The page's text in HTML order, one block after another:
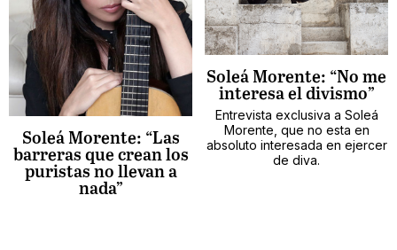
Soleá Morente: “Las
barreras que crean los
puristas no llevan a
nada”
Soleá Morente: “No me
interesa el divismo”
Entrevista exclusiva a Soleá
Morente, que no esta en
absoluto interesada en ejercer
de diva.